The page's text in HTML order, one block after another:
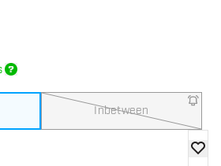
Inbetween
la quantité